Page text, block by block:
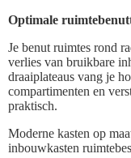
Optimale
Je benut ruimtes rond
verlies van bruikbare
draaiplateaus vang je
compartimenten en
praktisch.
Moderne kasten op
inbouwkasten